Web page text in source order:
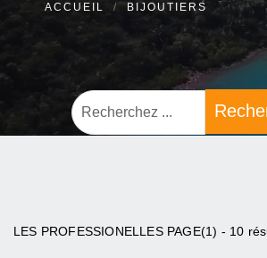
ACCUEIL BIJOUTIERS
LES PROFESSIONELLES PAGE(1) - 10